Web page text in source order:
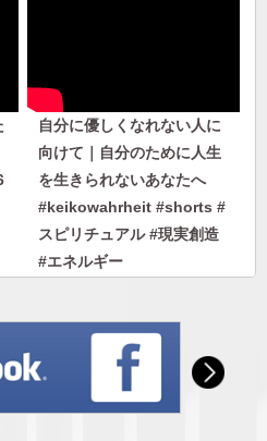
自分に優しくなれない人に
向けて｜自分のために人生
を生きられないあなたへ
#keikowahrheit #shorts #
スピリチュアル #現実創造
#エネルギー
人から否定されないエネル